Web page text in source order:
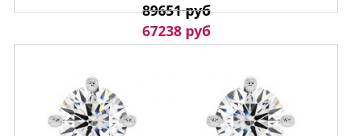
89651 руб
67238 руб